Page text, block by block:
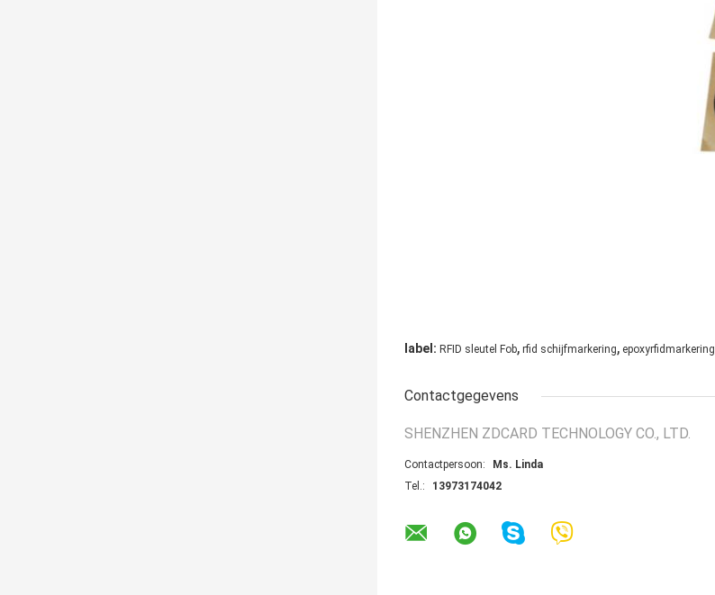
label: RFID sleutel Fob, rfid schijfmarkering, epoxyrfidmarkering
Contactgegevens
SHENZHEN ZDCARD TECHNOLOGY CO., LTD.
Contactpersoon:
Ms. Linda
Tel.:
13973174042